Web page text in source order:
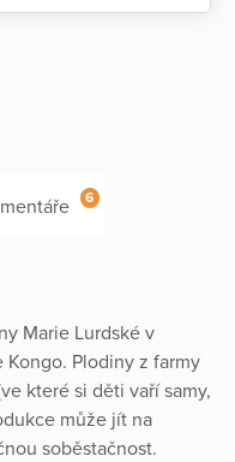
6
Marie Lurdské v
Plodiny z farmy
které si děti vaří samy,
může jít na
soběstačnost.